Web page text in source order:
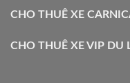
CHO THUÊ XE
CHO THUÊ XE VIP DU